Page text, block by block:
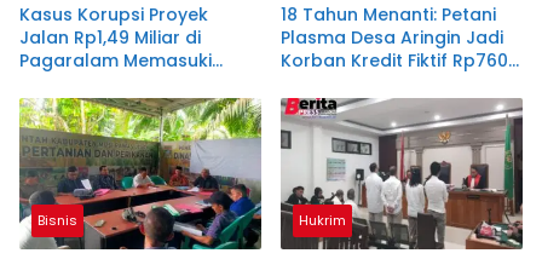
Kasus Korupsi Proyek
Jalan Rp1,49 Miliar di
Pagaralam Memasuki
Terdakwa Dituntut 2,5
Tahun Penjara
18 Tahun Menanti: Petani
Plasma Desa Aringin Jadi
Korban Kredit Fiktif Rp760
Bisnis Hukrim